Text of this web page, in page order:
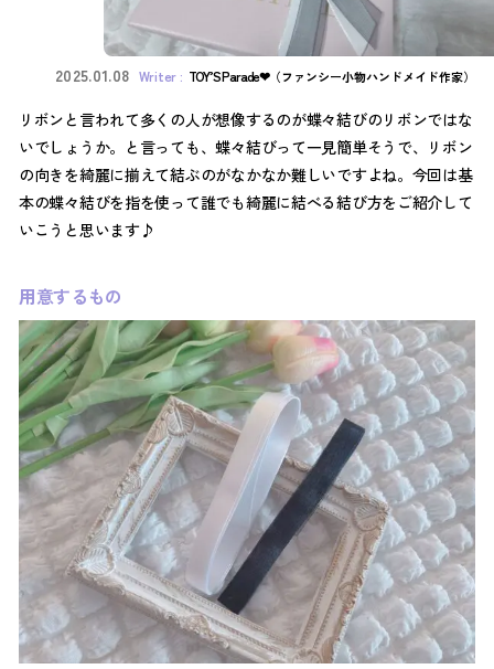
2025.01.08 TOY’S Parade❤︎（ファンシー小物ハンドメイド作家）
リボンと言われて多くの人が想像するのが蝶々結びのリボンではな
いでしょうか。と言っても、蝶々結びって一見簡単そうで、リボン
の向きを綺麗に揃えて結ぶのがなかなか難しいですよね。今回は基
本の蝶々結びを指を使って誰でも綺麗に結べる結び方をご紹介して
いこうと思います♪
用意するもの